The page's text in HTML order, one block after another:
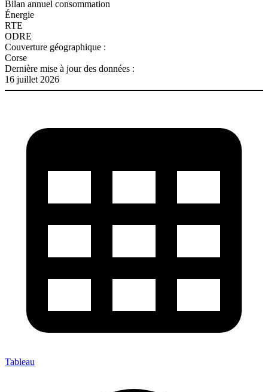
Bilan annuel consommation
Énergie
RTE
ODRE
Couverture géographique :
Corse
Dernière mise à jour des données :
16 juillet 2026
Tableau